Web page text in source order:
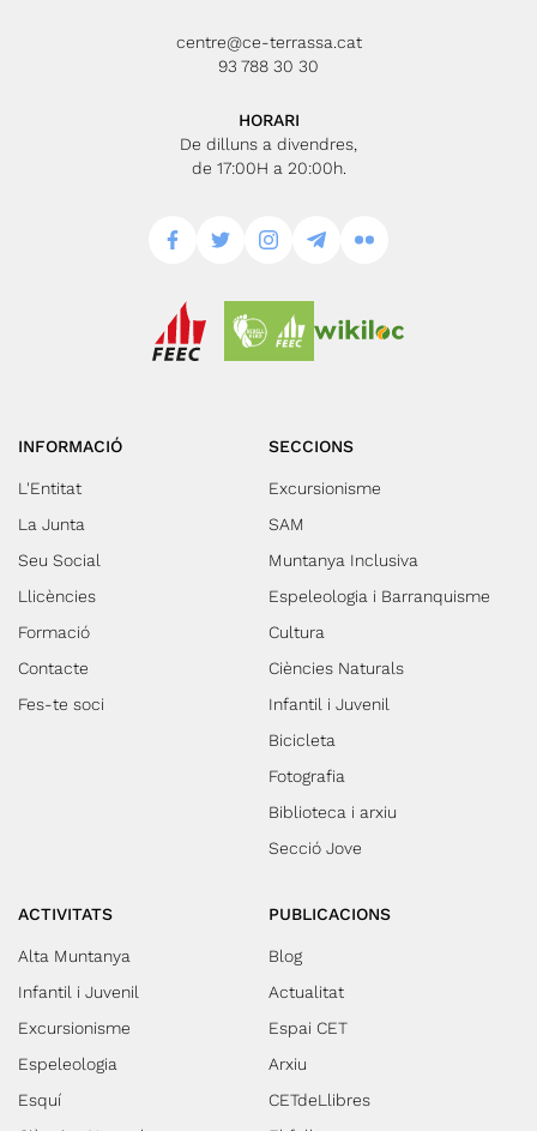
centre@ce-terrassa.cat
93 788 30 30
HORARI
De dilluns a divendres,
de 17:00H a 20:00h.
INFORMACIÓ
L'Entitat
La Junta
Seu Social
Llicències
Formació
Contacte
Fes-te soci
SECCIONS
Excursionisme
SAM
Muntanya Inclusiva
Espeleologia i Barranquisme
Cultura
Ciències Naturals
Infantil i Juvenil
Bicicleta
Fotografia
Biblioteca i arxiu
Secció Jove
ACTIVITATS
Alta Muntanya
Infantil i Juvenil
Excursionisme
Espeleologia
Esquí
PUBLICACIONS
Blog
Actualitat
Espai CET
Arxiu
CETdeLlibres